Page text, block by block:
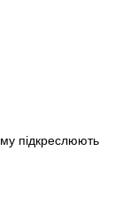
підкреслюють